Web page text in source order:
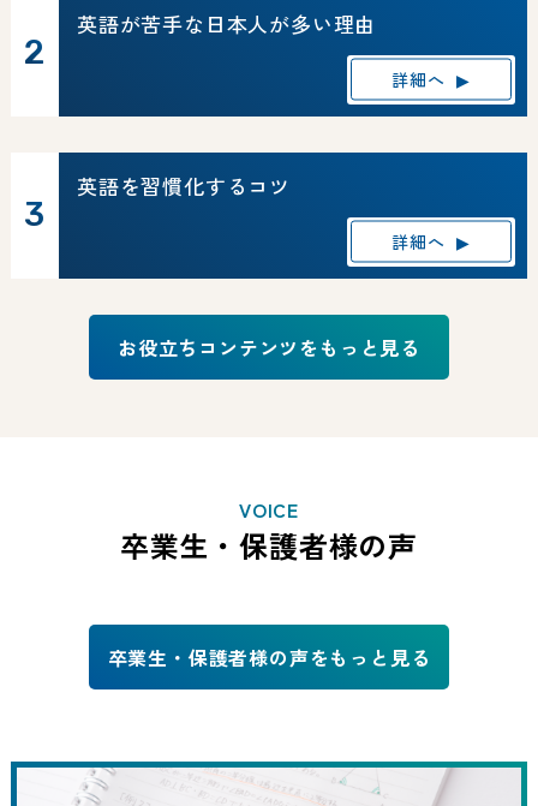
英語が苦手な日本人が多い理由
詳細へ ▶
英語を習慣化するコツ
詳細へ ▶
お役立ちコンテンツをもっと見る
VOICE
卒業生・保護者様の声
卒業生・保護者様の声をもっと見る